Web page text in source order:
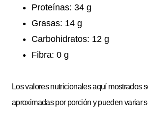
Proteínas: 34 g
Grasas: 14 g
Carbohidratos: 12 g
Fibra: 0 g
Los valores nutricionales aquí mostrados
aproximadas por porción y pueden variar